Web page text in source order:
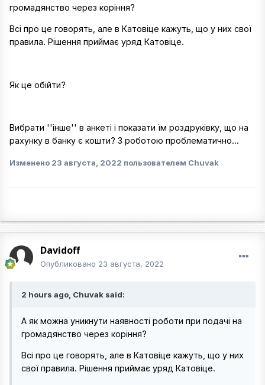
громадянство через коріння?
Всі про це говорять, але в Катовіце кажуть, що у них свої
правила. Рішення приймає уряд Катовіце.
Як це обійти?
Вибрати ''інше'' в анкеті і показати їм роздруківку, що на
рахунку в банку є кошти? З роботою проблематично...
Изменено 23 августа, 2022 пользователем Chuvak
Davidoff
Опубликовано 23 августа, 2022
2 hours ago, Chuvak said:
А як можна уникнути наявності роботи при подачі на
громадянство через коріння?
Всі про це говорять, але в Катовіце кажуть, що у них
свої правила. Рішення приймає уряд Катовіце.